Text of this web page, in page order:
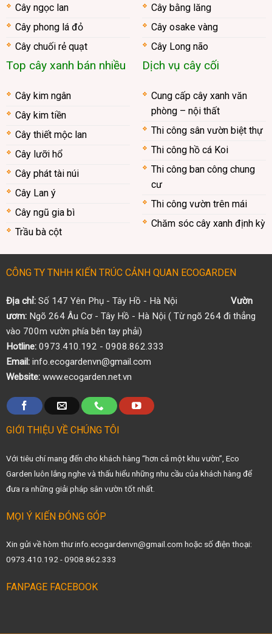
Cây ngọc lan
Cây phong lá đỏ
Cây chuối rẻ quạt
Cây bằng lăng
Cây osake vàng
Cây Long não
Top cây xanh bán nhiều
Cây kim ngân
Cây kim tiền
Cây thiết mộc lan
Cây lưỡi hổ
Cây phát tài núi
Cây Lan ý
Cây ngũ gia bì
Trầu bà cột
Dịch vụ cây cối
Cung cấp cây xanh văn
phòng – nội thất
Thi công sân vườn biệt thự
Thi công hồ cá Koi
Thi công ban công chung
cư
Thi công vườn trên mái
Chăm sóc cây xanh định kỳ
CÔNG TY TNHH KIẾN TRÚC CẢNH QUAN ECOGARDEN
Địa chỉ:Số 147 Yên Phụ - Tây Hồ - Hà Nội Vườn
ươm:Ngõ 264 Âu Cơ - Tây Hồ - Hà Nội ( Từ ngõ 264 đi thẳng
vào 700m vườn phía bên tay phải)
Hotline:0973.410.192 - 0908.862.333
Email:info.ecogardenvn@gmail.com
Website:www.ecogarden.net.vn
GIỚI THIỆU VỀ CHÚNG TÔI
Với tiêu chí mang đến cho khách hàng “hơn cả một khu vườn”, Eco
Garden luôn lắng nghe và thấu hiểu những nhu cầu của khách hàng để
đưa ra những giải pháp sân vườn tốt nhất.
MỌI Ý KIẾN ĐÓNG GÓP
Xin gửi về hòm thư info.ecogardenvn@gmail.com hoặc số điện thoại:
0973.410.192 - 0908.862.333
FANPAGE FACEBOOK